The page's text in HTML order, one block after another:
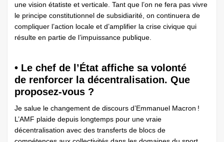
une vision étatiste et verticale. Tant que l’on ne fera pas vivre
le principe constitutionnel de subsidiarité, on continuera de
compliquer l’action locale et d’amplifier la crise civique qui
résulte en partie de l’impuissance publique.
• Le chef de l’État affiche sa volonté
de renforcer la décentralisation. Que
proposez-vous ?
Je salue le changement de discours ­d’Emmanuel Macron !
L’AMF plaide depuis longtemps pour une vraie
décentralisation avec des transferts de blocs de